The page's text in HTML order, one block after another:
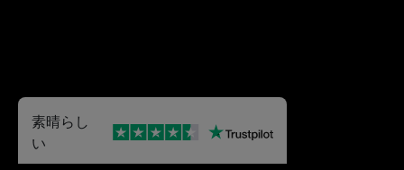
素晴らし
い